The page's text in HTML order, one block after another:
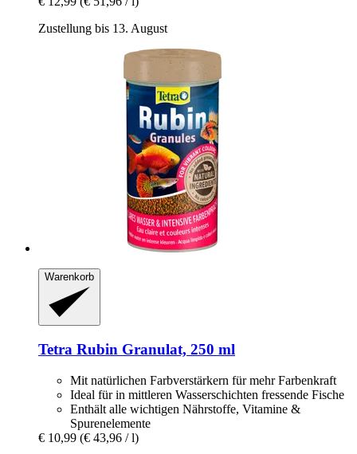
Zustellung bis 13. August
Warenkorb
Tetra Rubin Granulat, 250 ml
Mit natürlichen Farbverstärkern für mehr Farbenkraft
Ideal für in mittleren Wasserschichten fressende Fische
Enthält alle wichtigen Nährstoffe, Vitamine &
Spurenelemente
€ 10,99 (€ 43,96 / l)